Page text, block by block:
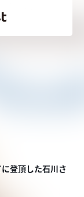
登頂した石川さ